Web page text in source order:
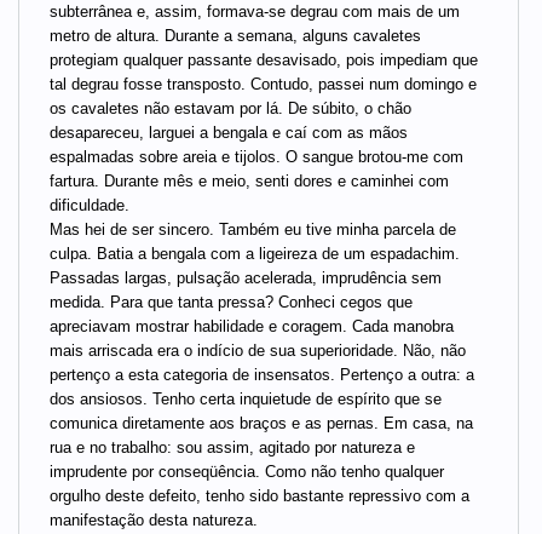
subterrânea e, assim, formava-se degrau com mais de um
metro de altura. Durante a semana, alguns cavaletes
protegiam qualquer passante desavisado, pois impediam que
tal degrau fosse transposto. Contudo, passei num domingo e
os cavaletes não estavam por lá. De súbito, o chão
desapareceu, larguei a bengala e caí com as mãos
espalmadas sobre areia e tijolos. O sangue brotou-me com
fartura. Durante mês e meio, senti dores e caminhei com
dificuldade.
Mas hei de ser sincero. Também eu tive minha parcela de
culpa. Batia a bengala com a ligeireza de um espadachim.
Passadas largas, pulsação acelerada, imprudência sem
medida. Para que tanta pressa? Conheci cegos que
apreciavam mostrar habilidade e coragem. Cada manobra
mais arriscada era o indício de sua superioridade. Não, não
pertenço a esta categoria de insensatos. Pertenço a outra: a
dos ansiosos. Tenho certa inquietude de espírito que se
comunica diretamente aos braços e as pernas. Em casa, na
rua e no trabalho: sou assim, agitado por natureza e
imprudente por conseqüência. Como não tenho qualquer
orgulho deste defeito, tenho sido bastante repressivo com a
manifestação desta natureza.